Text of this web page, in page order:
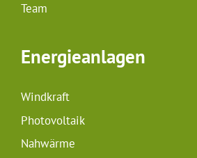
Team
Energieanlagen
Windkraft
Photovoltaik
Nahwärme